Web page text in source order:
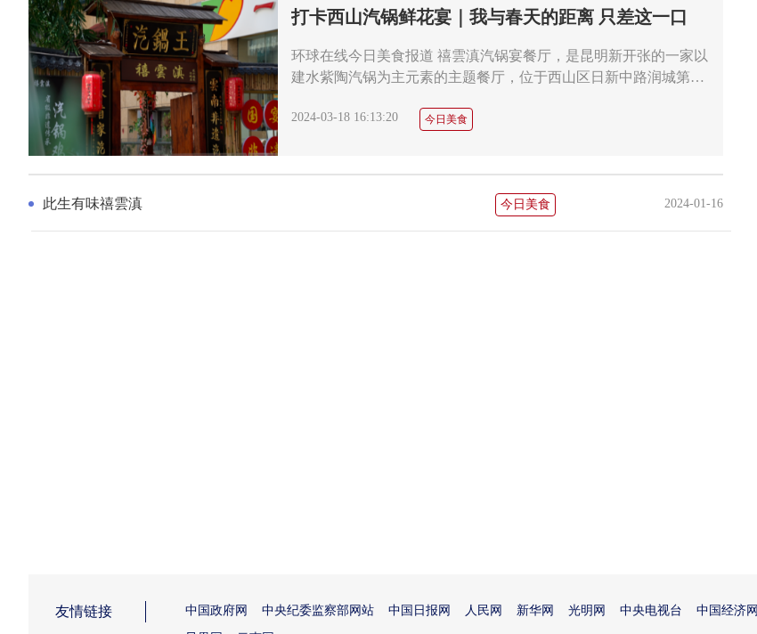
打卡西山汽锅鲜花宴｜我与春天的距离 只差这一口
环球在线今日美食报道 禧雲滇汽锅宴餐厅，是昆明新开张的一家以
建水紫陶汽锅为主元素的主题餐厅，位于西山区日新中路润城第…
2024-03-18 16:13:20 今日美食
此生有味禧雲滇 2024-01-16
今日美食
友情链接 中国政府网 中央纪委监察部网站 中国日报网 人民网 新华网 光明网 中央电视台 中国经济网